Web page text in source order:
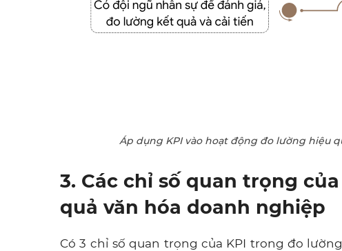
Áp dụng KPI vào hoạt động đo lường hiệu
3. Các chỉ số quan trọng
quả văn hóa doanh nghiệp
Có 3 chỉ số quan trọng của KPI trong đo